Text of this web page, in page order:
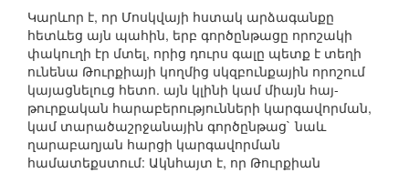
Կարևոր է, որ Մոսկվայի հստակ արձագանքը
հետևեց այն պահին, երբ գործընթացը որոշակի
փակուղի էր մտել, որից դուրս գալը պետք է տեղի
ունենա Թուրքիայի կողմից սկզբունքային որոշում
կայացնելուց հետո. այն կլինի կամ միայն հայ-
թուրքական հարաբերությունների կարգավորման,
կամ տարածաշրջանային գործընթաց` նաև
ղարաբաղյան հարցի կարգավորման
համատեքստում: Ակնհայտ է, որ Թուրքիան